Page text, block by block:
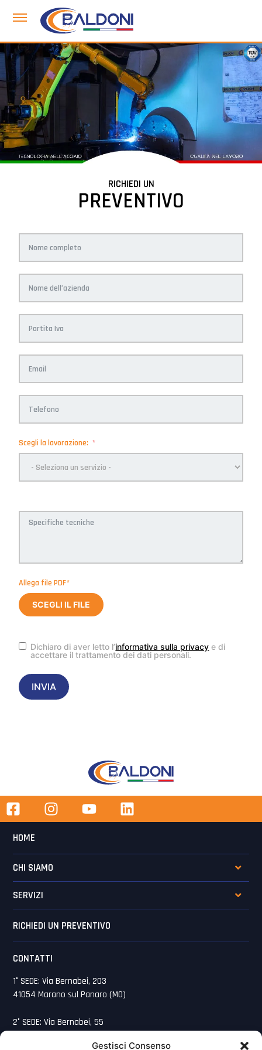
Gestisci Consenso
RICHIEDI UN
PREVENTIVO
Scegli la lavorazione:
Allega file PDF*
SCEGLI IL FILE
Dichiaro di aver letto l’informativa sulla privacy e di
accettare il trattamento dei dati personali.
INVIA
HOME
CHI SIAMO
SERVIZI
RICHIEDI UN PREVENTIVO
CONTATTI
1° SEDE: Via Bernabei, 203
41054 Marano sul Panaro (MO)
2° SEDE: Via Bernabei, 55